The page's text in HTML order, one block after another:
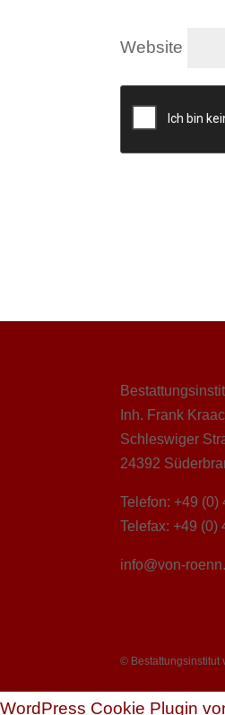
Website
Inh. Frank
Schleswiger
24392
Telefon: +49 (0)
Telefax: +49 (0)
info@von-
© Bestattungsinstitut
WordPress Cookie Plugin